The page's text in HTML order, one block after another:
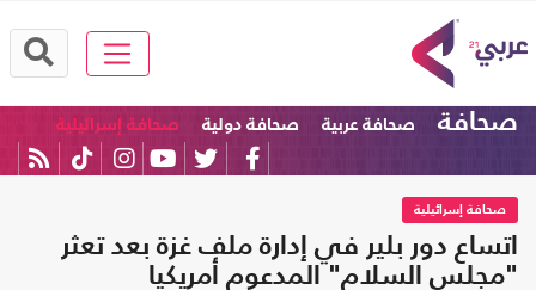
صحافة صحافة عربية صحافة دولية صحافة إسرائيلية
صحافة إسرائيلية
اتساع دور بلير في إدارة ملف غزة بعد تعثر
"مجلس السلام" المدعوم أمريكيا